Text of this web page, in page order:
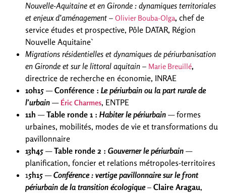
Nouvelle-Aquitaine et en Gironde : dynamiques territoriales
et enjeux d’aménagement – Olivier Bouba-Olga, chef de
service études et prospective, Pôle DATAR, Région
Nouvelle Aquitaine`
Migrations résidentielles et dynamiques de périurbanisation
en Gironde et sur le littoral aquitain – Marie Breuillé,
directrice de recherche en économie, INRAE
10h15 —Conférence : Le périurbain ou la part rurale de
l’urbain — Éric Charmes, ENTPE
11h —Table ronde 1 : Habiter le périurbain — formes
urbaines, mobilités, modes de vie et transformations du
pavillonnaire
13h45 —Table ronde 2 : Gouverner le périurbain —
planification, foncier et relations métropoles-territoires
15h15 —Conférence : vertige pavillonnaire sur le front
périurbain de la transition écologique– Claire Aragau,